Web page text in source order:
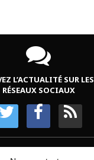
L’ACTUALITÉ SUR LES
RÉSEAUX SOCIAUX